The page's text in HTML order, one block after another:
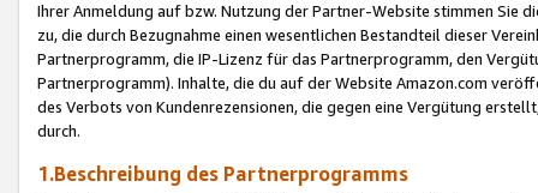
Ihrer Anmeldung auf bzw. Nutzung der Partner-Website stimmen Sie
zu, die durch Bezugnahme einen wesentlichen Bestandteil dieser
Partnerprogramm, die IP-Lizenz für das Partnerprogramm, den
Partnerprogramm). Inhalte, die du auf der Website Amazon.com
des Verbots von Kundenrezensionen, die gegen eine Vergütung
durch.
1.Beschreibung des Partnerprogramms